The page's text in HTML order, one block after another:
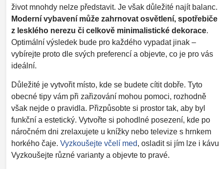
život mnohdy nelze představit. Je však důležité najít balanc.
Moderní vybavení může zahrnovat osvětlení, spotřebiče
z lesklého nerezu či celkově minimalistické dekorace.
Optimální výsledek bude pro každého vypadat jinak –
vybírejte proto dle svých preferencí a objevte, co je pro vás
ideální.
Důležité je vytvořit místo, kde se budete cítit dobře. Tyto
obecné tipy vám při zařizování mohou pomoci, rozhodně
však nejde o pravidla. Přizpůsobte si prostor tak, aby byl
funkční a estetický. Vytvořte si pohodlné posezení, kde po
náročném dni zrelaxujete u knížky nebo televize s hrnkem
horkého čaje. Vyzkoušejte včelí med, osladit si jím lze i
Vyzkoušejte různé varianty a objevte to pravé.